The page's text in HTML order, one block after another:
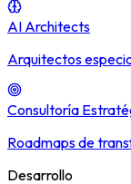
AI Architects
Arquitectos
Consultoría
Roadmaps de
Desarrollo